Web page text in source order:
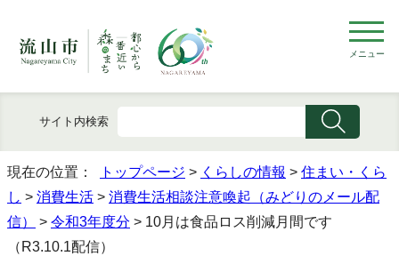
メニュー
サイト内検索
現在の位置： トップページ > くらしの情報 > 住まい・くら
し > 消費生活 > 消費生活相談注意喚起（みどりのメール配
信）
> 令和3年度分 > 10月は食品ロス削減月間です
（R3.10.1配信）